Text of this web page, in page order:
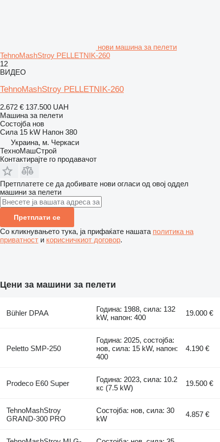
нови машина за пелети
TehnoMashStroy PELLETNIK-260
12
ВИДЕО
TehnoMashStroy PELLETNIK-260
2.672 € 137.500 UAH
Машина за пелети
Состојба нов
Сила 15 kW Напон 380
Украина, м. Черкаси
ТехноМашСтрой
Контактирајте го продавачот
Претплатете се да добивате нови огласи од овој оддел
машини за пелети
Претплати се
Со кликнувањето тука, ја прифаќате нашата политика на
приватност и корисничкиот договор.
Цени за машини за пелети
Bühler DPAA
Година: 1988, сила: 132
kW, напон: 400
19.000 €
Peletto SMP-250
Година: 2025, состојба:
нов, сила: 15 kW, напон:
400
4.190 €
Prodeco E60 Super
Година: 2023, сила: 10.2
кс (7.5 kW)
19.500 €
TehnoMashStroy
GRAND-300 PRO
Состојба: нов, сила: 30
kW
4.857 €